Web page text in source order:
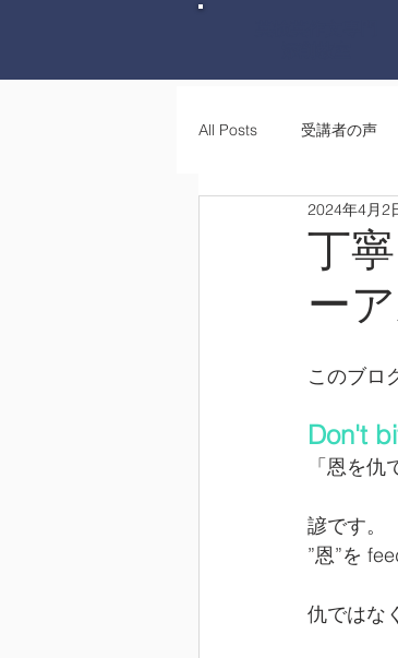
All Posts 受講者の声
英作文書き方(文法)
丁
ー
2024年4月2
このブロ
Don't
「恩を仇
諺です。
”恩”を
仇ではな